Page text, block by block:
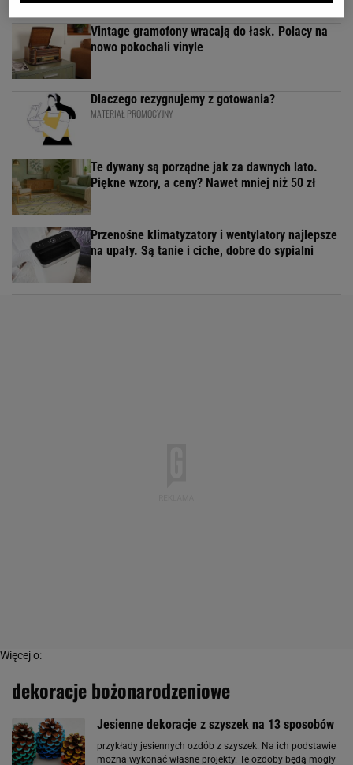
Vintage gramofony wracają do łask. Polacy na
nowo pokochali vinyle
Dlaczego rezygnujemy z gotowania?
MATERIAŁ PROMOCYJNY
Te dywany są porządne jak za dawnych lato.
Piękne wzory, a ceny? Nawet mniej niż 50 zł
Przenośne klimatyzatory i wentylatory najlepsze
na upały. Są tanie i ciche, dobre do sypialni
Więcej o:
dekoracje bożonarodzeniowe
Jesienne dekoracje z szyszek na 13 sposobów
przykłady jesiennych ozdób z szyszek. Na ich podstawie
można wykonać własne projekty. Te ozdoby będą mogły